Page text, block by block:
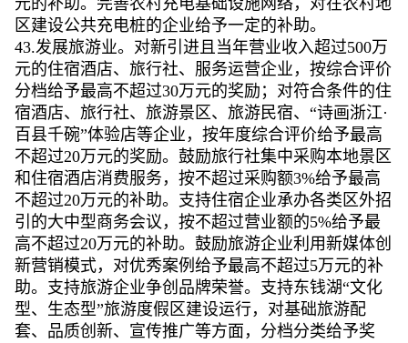
元的补助。完善农村充电基础设施网络，对在农村地
区建设公共充电桩的企业给予一定的补助。
43.发展旅游业。对新引进且当年营业收入超过500万
元的住宿酒店、旅行社、服务运营企业，按综合评价
分档给予最高不超过30万元的奖励；对符合条件的住
宿酒店、旅行社、旅游景区、旅游民宿、“诗画浙江·
百县千碗”体验店等企业，按年度综合评价给予最高
不超过20万元的奖励。鼓励旅行社集中采购本地景区
和住宿酒店消费服务，按不超过采购额3%给予最高
不超过20万元的补助。支持住宿企业承办各类区外招
引的大中型商务会议，按不超过营业额的5%给予最
高不超过20万元的补助。鼓励旅游企业利用新媒体创
新营销模式，对优秀案例给予最高不超过5万元的补
助。支持旅游企业争创品牌荣誉。支持东钱湖“文化
型、生态型”旅游度假区建设运行，对基础旅游配
套、品质创新、宣传推广等方面，分档分类给予奖